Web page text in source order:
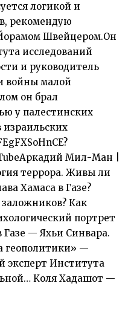
логикой и
рекомендую
Швейцером.Он
исследований
и руководитель
войны малой
он брал
у палестинских
израильских
Мил-Ман |
террора. Живы ли
Хамаса в Газе?
Как
портрет
— Яхьи Синвара.
геополитики» —
Института
Коля Хадашот —